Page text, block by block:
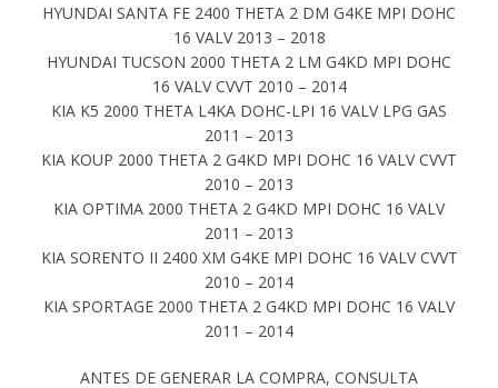
HYUNDAI SANTA FE 2400 THETA 2 DM G4KE MPI DOHC
16 VALV 2013 – 2018
HYUNDAI TUCSON 2000 THETA 2 LM G4KD MPI DOHC
16 VALV CVVT 2010 – 2014
KIA K5 2000 THETA L4KA DOHC-LPI 16 VALV LPG GAS
2011 – 2013
KIA KOUP 2000 THETA 2 G4KD MPI DOHC 16 VALV CVVT
2010 – 2013
KIA OPTIMA 2000 THETA 2 G4KD MPI DOHC 16 VALV
2011 – 2013
KIA SORENTO II 2400 XM G4KE MPI DOHC 16 VALV CVVT
2010 – 2014
KIA SPORTAGE 2000 THETA 2 G4KD MPI DOHC 16 VALV
2011 – 2014
ANTES DE GENERAR LA COMPRA, CONSULTA